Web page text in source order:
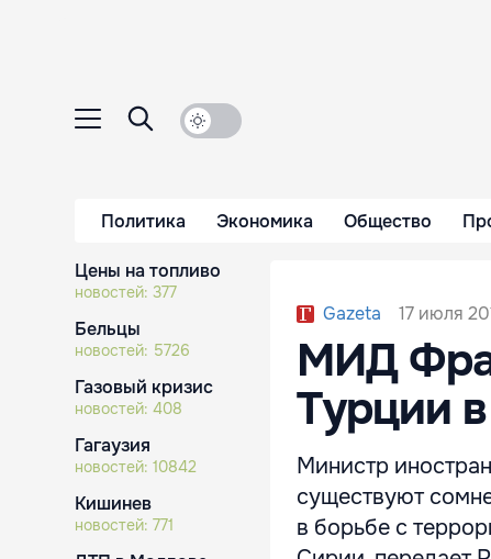
Политика Экономика Общество
Цены на топливо
новостей: 377
Бельцы
новостей: 5726
Газовый кризис
новостей: 408
Гагаузия
новостей: 10842
Кишинев
новостей: 771
Gazeta 17 июля
МИД
Турции
Министр
существуют
в борьбе с